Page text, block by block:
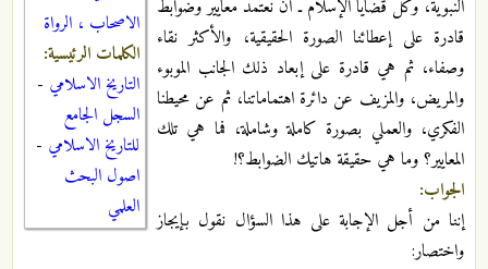
الاصحاب ، الرواة
الكلمات الرئيسية:
التاريخ الاسلامي -
السجل الجامع
للتاريخ الاسلامي -
اصول البحث
العلمي
النبوية، وكل قضايا الإسلام ـ أن نعتمد معايير وضوابط
قادرة على إعطائنا الصورة الحقيقية، والأكثر نقاء
وصفاء، ثم هي قادرة على إبعاد ذلك الجانب الموبوء
والمريض، والمزيف عن دائرة اهتماماتنا، ثم عن محيطنا
الفكري، والعملي بصورة كاملة وشاملة، فما هي تلك
المعايير؟ وما هي حقيقة هاتيك الضوابط؟!
الجواب:
إننا من أجل الإجابة على هذا السؤال نقول بإيجاز
واختصار: